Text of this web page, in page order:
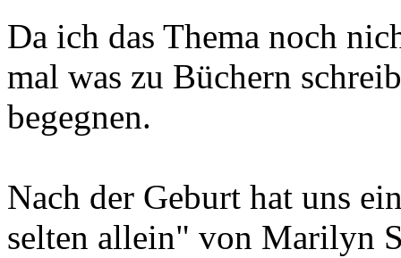
Da ich das Thema noch
mal was zu Büchern
begegnen.
Nach der Geburt hat uns
selten allein" von Marilyn